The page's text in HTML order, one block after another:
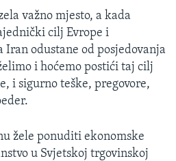
važno mjesto, a kada
cilj Evrope i
Iran odustane od posjedovanja
i hoćemo postići taj cilj
i sigurno teške, pregovore,
žele ponuditi ekonomske
u Svjetskoj trgovinskoj